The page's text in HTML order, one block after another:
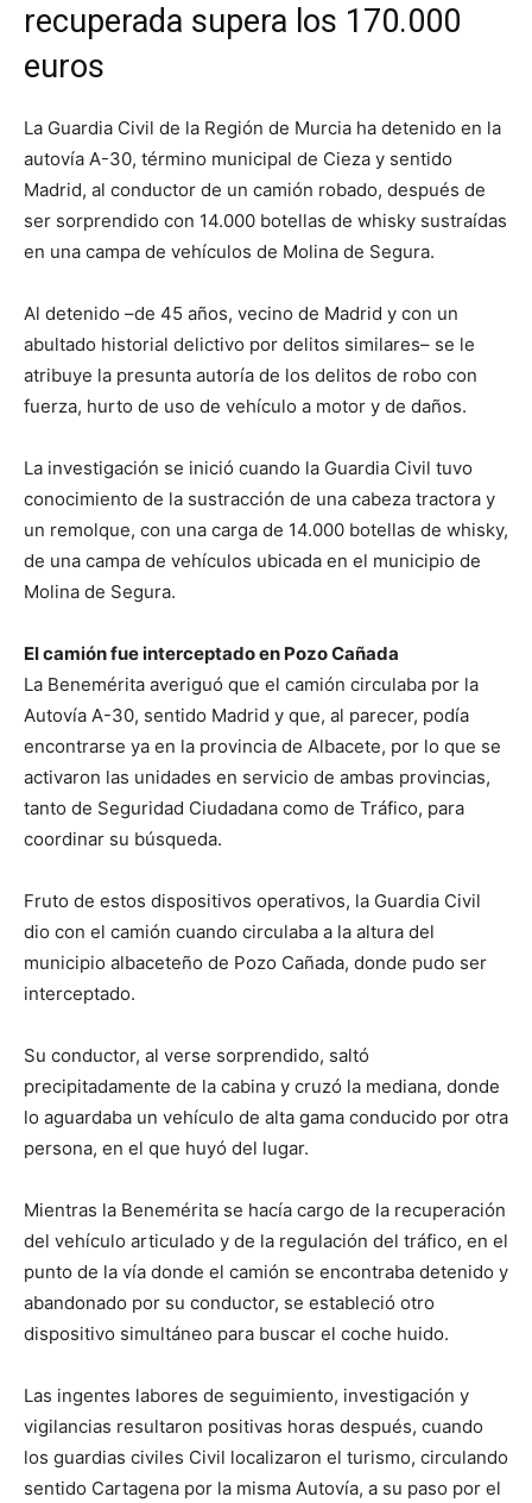
recuperada supera los 170.000
euros
La Guardia Civil de la Región de Murcia ha detenido en la
autovía A-30, término municipal de Cieza y sentido
Madrid, al conductor de un camión robado, después de
ser sorprendido con 14.000 botellas de whisky sustraídas
en una campa de vehículos de Molina de Segura.
Al detenido –de 45 años, vecino de Madrid y con un
abultado historial delictivo por delitos similares– se le
atribuye la presunta autoría de los delitos de robo con
fuerza, hurto de uso de vehículo a motor y de daños.
La investigación se inició cuando la Guardia Civil tuvo
conocimiento de la sustracción de una cabeza tractora y
un remolque, con una carga de 14.000 botellas de whisky,
de una campa de vehículos ubicada en el municipio de
Molina de Segura.
El camión fue interceptado en Pozo Cañada
La Benemérita averiguó que el camión circulaba por la
Autovía A-30, sentido Madrid y que, al parecer, podía
encontrarse ya en la provincia de Albacete, por lo que se
activaron las unidades en servicio de ambas provincias,
tanto de Seguridad Ciudadana como de Tráfico, para
coordinar su búsqueda.
Fruto de estos dispositivos operativos, la Guardia Civil
dio con el camión cuando circulaba a la altura del
municipio albaceteño de Pozo Cañada, donde pudo ser
interceptado.
Su conductor, al verse sorprendido, saltó
precipitadamente de la cabina y cruzó la mediana, donde
lo aguardaba un vehículo de alta gama conducido por otra
persona, en el que huyó del lugar.
Mientras la Benemérita se hacía cargo de la recuperación
del vehículo articulado y de la regulación del tráfico, en el
punto de la vía donde el camión se encontraba detenido y
abandonado por su conductor, se estableció otro
dispositivo simultáneo para buscar el coche huido.
Las ingentes labores de seguimiento, investigación y
vigilancias resultaron positivas horas después, cuando
los guardias civiles Civil localizaron el turismo, circulando
sentido Cartagena por la misma Autovía, a su paso por el